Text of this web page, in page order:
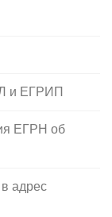
и ЕГРИП
ЕГРН об
адрес